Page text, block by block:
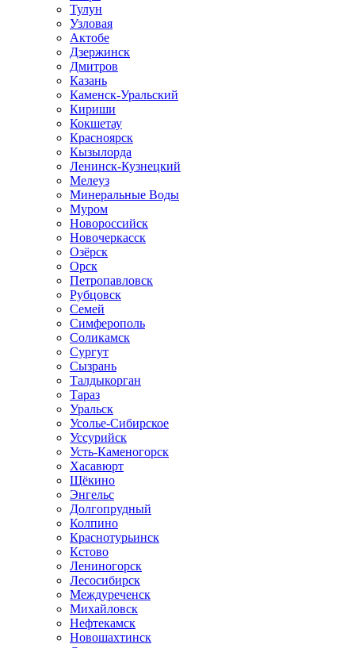
Тулун
Узловая
Актобе
Дзержинск
Дмитров
Казань
Каменск-Уральский
Кириши
Кокшетау
Красноярск
Кызылорда
Ленинск-Кузнецкий
Мелеуз
Минеральные Воды
Муром
Новороссийск
Новочеркасск
Озёрск
Орск
Петропавловск
Рубцовск
Семей
Симферополь
Соликамск
Сургут
Сызрань
Талдыкорган
Тараз
Уральск
Усолье-Сибирское
Уссурийск
Усть-Каменогорск
Хасавюрт
Щёкино
Энгельс
Долгопрудный
Колпино
Краснотурьинск
Кстово
Лениногорск
Лесосибирск
Междуреченск
Михайловск
Нефтекамск
Новошахтинск